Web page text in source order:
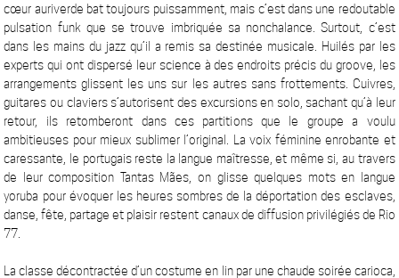
cœur auriverde bat toujours puissamment, mais c’est dans une redoutable
pulsation funk que se trouve imbriquée sa nonchalance. Surtout, c’est
dans les mains du jazz qu’il a remis sa destinée musicale. Huilés par les
experts qui ont dispersé leur science à des endroits précis du groove, les
arrangements glissent les uns sur les autres sans frottements. Cuivres,
guitares ou claviers s’autorisent des excursions en solo, sachant qu’à leur
retour, ils retomberont dans ces partitions que le groupe a voulu
ambitieuses pour mieux sublimer l’original. La voix féminine enrobante et
caressante, le portugais reste la langue maîtresse, et même si, au travers
de leur composition Tantas Mães, on glisse quelques mots en langue
yoruba pour évoquer les heures sombres de la déportation des esclaves,
danse, fête, partage et plaisir restent canaux de diffusion privilégiés de Rio
77.
La classe décontractée d’un costume en lin par une chaude soirée carioca,